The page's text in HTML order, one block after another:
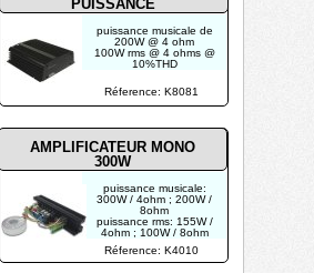
AMPLIFICATEUR MONO
300W
PUISSANCE
puissance musicale:
300W / 4ohm ; 200W /
8ohm
puissance rms: 155W /
4ohm ; 100W / 8ohm
livré avec refroidisseur
et transformateur.
protection du haut
puissance musicale de
200W @ 4 ohm
100W rms @ 4 ohms @
10%THD
1KHz/10W
protégé contre la
surcharge et les courts-
protection CC avec
indication LED
Réference: K4010
Réference: K8081